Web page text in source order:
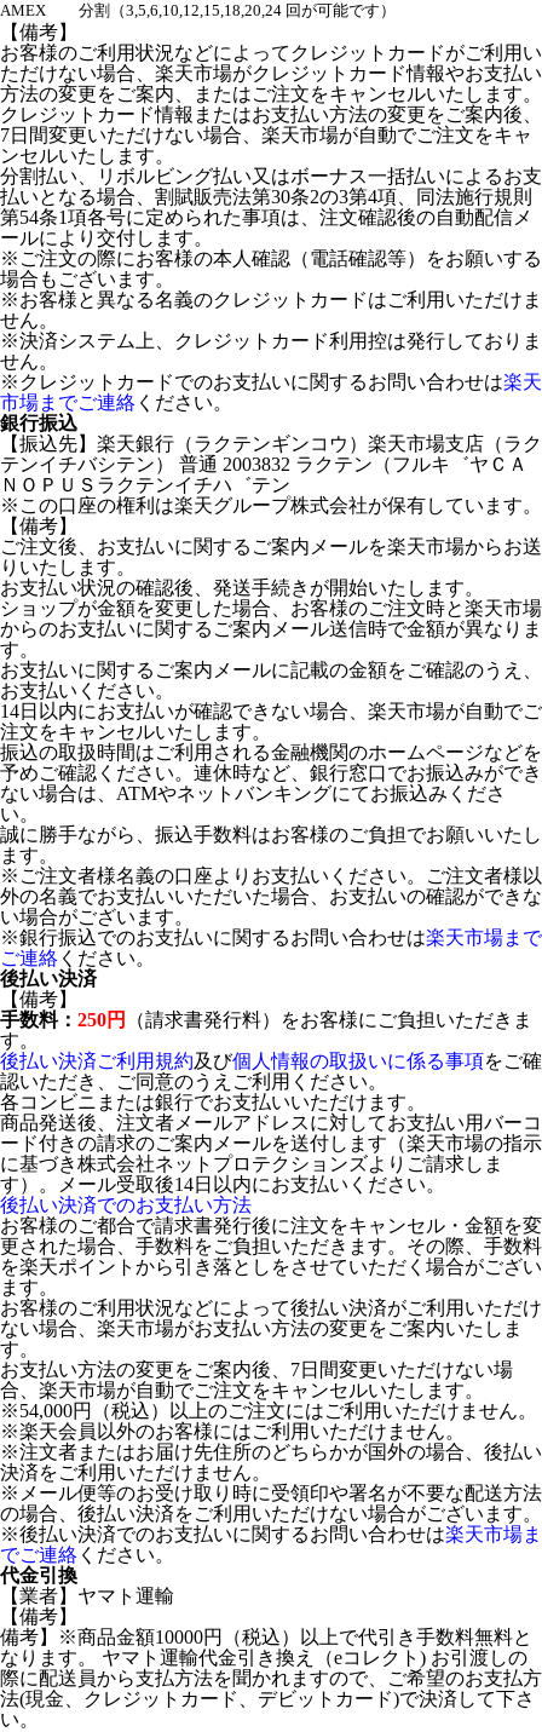
AMEX
分割（3,5,6,10,12,15,18,20,24 回が可能です）
【備考】
お客様のご利用状況などによってクレジットカードがご利用い
ただけない場合、楽天市場がクレジットカード情報やお支払い
方法の変更をご案内、またはご注文をキャンセルいたします。
クレジットカード情報またはお支払い方法の変更をご案内後、
7日間変更いただけない場合、楽天市場が自動でご注文をキャ
ンセルいたします。
分割払い、リボルビング払い又はボーナス一括払いによるお支
払いとなる場合、割賦販売法第30条2の3第4項、同法施行規則
第54条1項各号に定められた事項は、注文確認後の自動配信メ
ールにより交付します。
※ご注文の際にお客様の本人確認（電話確認等）をお願いする
場合もございます。
※お客様と異なる名義のクレジットカードはご利用いただけま
せん。
※決済システム上、クレジットカード利用控は発行しておりま
せん。
※クレジットカードでのお支払いに関するお問い合わせは楽天
市場までご連絡 ください。
銀行振込
【振込先】楽天銀行（ラクテンギンコウ）楽天市場支店（ラク
テンイチバシテン） 普通 2003832 ラクテン（フルキ゛ヤＣＡ
ＮＯＰＵＳラクテンイチハ゛テン
※この口座の権利は楽天グループ株式会社が保有しています。
【備考】
ご注文後、お支払いに関するご案内メールを楽天市場からお送
りいたします。
お支払い状況の確認後、発送手続きが開始いたします。
ショップが金額を変更した場合、お客様のご注文時と楽天市場
からのお支払いに関するご案内メール送信時で金額が異なりま
す。
お支払いに関するご案内メールに記載の金額をご確認のうえ、
お支払いください。
14日以内にお支払いが確認できない場合、楽天市場が自動でご
注文をキャンセルいたします。
振込の取扱時間はご利用される金融機関のホームページなどを
予めご確認ください。連休時など、銀行窓口でお振込みができ
ない場合は、ATMやネットバンキングにてお振込みくださ
い。
誠に勝手ながら、振込手数料はお客様のご負担でお願いいたし
ます。
※ご注文者様名義の口座よりお支払いください。ご注文者様以
外の名義でお支払いいただいた場合、お支払いの確認ができな
い場合がございます。
※銀行振込でのお支払いに関するお問い合わせは楽天市場まで
ご連絡 ください。
後払い決済
【備考】
手数料： 250円
（請求書発行料）をお客様にご負担いただきま
す。
後払い決済ご利用規約及び個人情報の取扱いに係る事項をご確
認いただき、ご同意のうえご利用ください。
各コンビニまたは銀行でお支払いいただけます。
商品発送後、注文者メールアドレスに対してお支払い用バーコ
ード付きの請求のご案内メールを送付します（楽天市場の指示
に基づき株式会社ネットプロテクションズよりご請求しま
す）。メール受取後14日以内にお支払いください。
後払い決済でのお支払い方法
お客様のご都合で請求書発行後に注文をキャンセル・金額を変
更された場合、手数料をご負担いただきます。その際、手数料
を楽天ポイントから引き落としをさせていただく場合がござい
ます。
お客様のご利用状況などによって後払い決済がご利用いただけ
ない場合、楽天市場がお支払い方法の変更をご案内いたしま
す。
お支払い方法の変更をご案内後、7日間変更いただけない場
合、楽天市場が自動でご注文をキャンセルいたします。
※54,000円（税込）以上のご注文にはご利用いただけません。
※楽天会員以外のお客様にはご利用いただけません。
※注文者またはお届け先住所のどちらかが国外の場合、後払い
決済をご利用いただけません。
※メール便等のお受け取り時に受領印や署名が不要な配送方法
の場合、後払い決済をご利用いただけない場合がございます。
※後払い決済でのお支払いに関するお問い合わせは楽天市場ま
でご連絡 ください。
代金引換
【業者】ヤマト運輸
【備考】
備考】※商品金額10000円（税込）以上で代引き手数料無料と
なります。 ヤマト運輸代金引き換え（eコレクト) お引渡しの
際に配送員から支払方法を聞かれますので、ご希望のお支払方
法(現金、クレジットカード、デビットカード)で決済して下さ
い。